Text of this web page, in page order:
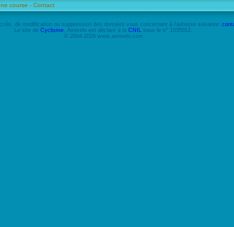
course - Contact
de modification ou suppression des données vous concernant à l'adresse suivante:
Le site de Cyclisme, Amivelo est déclaré à la CNIL sous le n° 1035012.
© 2004-2026 www.amivelo.com